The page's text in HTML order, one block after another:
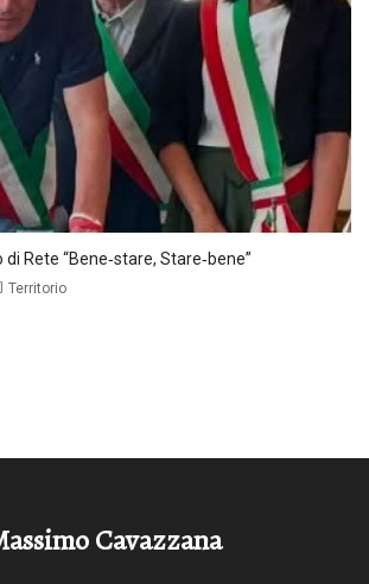
Rete “Bene‑stare, Stare‑bene”
Territorio
Cavazzana